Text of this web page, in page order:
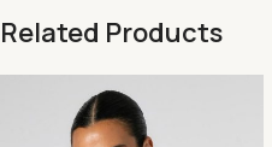
Related Products